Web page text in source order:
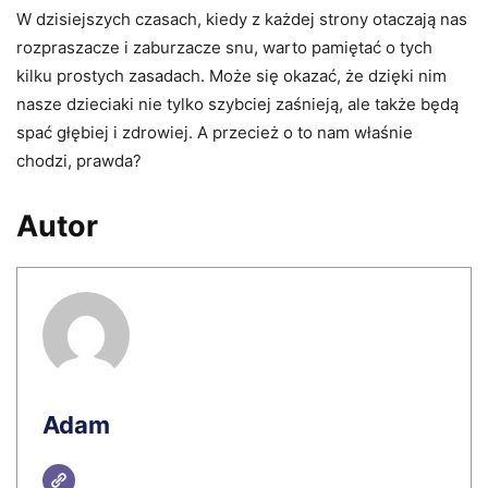
W dzisiejszych czasach, kiedy z każdej strony otaczają nas
rozpraszacze i zaburzacze snu, warto pamiętać o tych
kilku prostych zasadach. Może się okazać, że dzięki nim
nasze dzieciaki nie tylko szybciej zaśnieją, ale także będą
spać głębiej i zdrowiej. A przecież o to nam właśnie
chodzi, prawda?
Autor
Adam